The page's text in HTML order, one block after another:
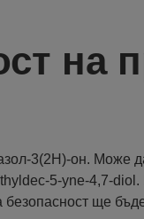
на
3(2H)-oн. Може
5-yne-4,7-
ще